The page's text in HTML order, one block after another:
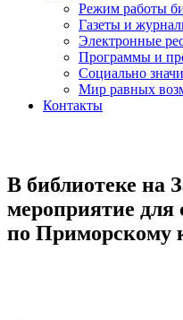
Режим работы
Газеты и
Электронные
Программы и
Социально
Мир равных
Контакты
В библиотеке на
мероприятие
по Приморскому